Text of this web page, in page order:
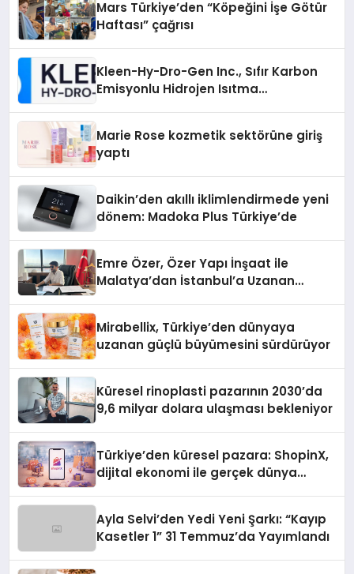
Mars Türkiye’den “Köpeğini İşe Götür
Haftası” çağrısı
Kleen-Hy-Dro-Gen Inc., Sıfır Karbon
Emisyonlu Hidrojen Isıtma
Marie Rose kozmetik sektörüne giriş
yaptı
Daikin’den akıllı iklimlendirmede yeni
dönem: Madoka Plus Türkiye’de
Emre Özer, Özer Yapı İnşaat ile
Malatya’dan İstanbul’a Uzanan
Mirabellix, Türkiye’den dünyaya
uzanan güçlü büyümesini sürdürüyor
Küresel rinoplasti pazarının 2030’da
9,6 milyar dolara ulaşması bekleniyor
Türkiye’den küresel pazara: ShopinX,
dijital ekonomi ile gerçek dünya
Ayla Selvi’den Yedi Yeni Şarkı: “Kayıp
Kasetler 1” 31 Temmuz’da Yayımlandı